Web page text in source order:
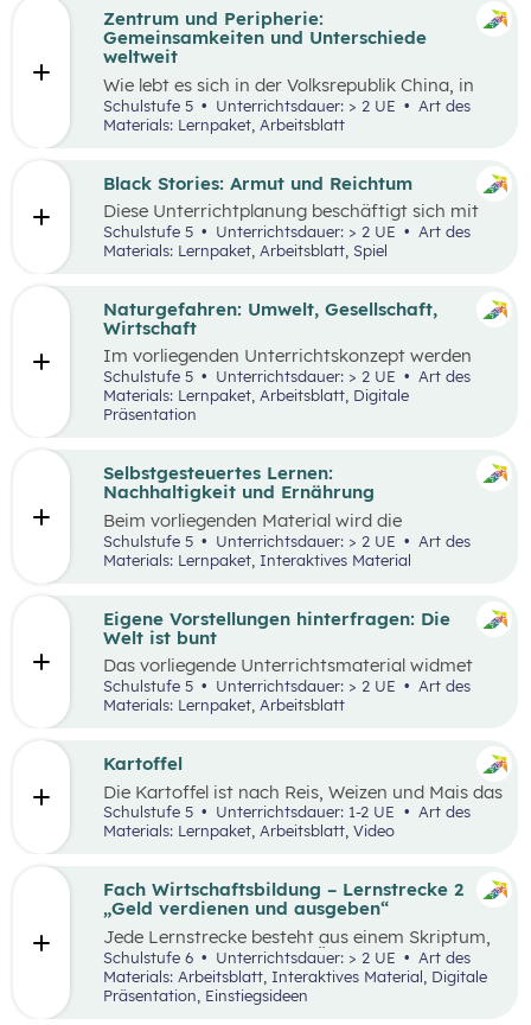
Eigene Vorstellungen hinterfragen: Die
Welt ist bunt
Das vorliegende Unterrichtsmaterial widmet
sich dem Thema Stereotype – insbesondere in
Bezug auf Afrika – und kann als Einstieg in das
visuellem Input soll den Schüler:innen
hinterfragen, zu dekonstruieren und zu
rekonstruieren.
Schulstufe 5 Unterrichtsdauer: > 2 UE
Materials: Lernpaket, Arbeitsblatt
Zentrum und Peripherie:
Gemeinsamkeiten und Unterschiede
weltweit
Wie lebt es sich in der Volksrepublik China, in
Grönland oder in den österreichischen Alpen?
Welche Gemeinsamkeiten und Unterschiede
gibt es? Menschen weltweit haben die gleichen
Wünsche. Sie arbeiten in der Regel, sind an
gleichzeitig mobil sein. Wie diese
Lebensbereiche konkret ausgestaltet sind und
welche Anforderungen sich ergeben, hängt
Schulstufe 5 Unterrichtsdauer: > 2 UE
Materials: Lernpaket, Arbeitsblatt
Kartoffel
Die Kartoffel ist nach Reis, Weizen und Mais das
viertwichtigste Grundnahrungsmittel der
Menschheit. Weltweit gibt es rund 5.000
anpassen. Die Unterrichtsmaterialien
behandeln einerseits gesellschaftliche sowie
naturräumliche Bedingungen der
landwirtschaftlichen Produktion. Wesentliche
Charakteristika der räumlichen Umwelt werden
am Fallbeispiel Kartoffel erhoben und
beschrieben.
Schulstufe 5 Unterrichtsdauer: 1-2 UE
Art des
Materials: Lernpaket, Arbeitsblatt, Video
Black Stories: Armut und Reichtum
Diese Unterrichtplanung beschäftigt sich mit
dem umfassenden Themenbereich Armut.
Methodisch stehen dieBlack Stories
Geschichten, die sich mit unterschiedlichen
beschäftigen – im Zentrum, wobei der Fokus
auf Armut und damit verbundenen
Auswirkungen liegt.
Schulstufe 5 Unterrichtsdauer: > 2 UE
Materials: Lernpaket, Arbeitsblatt, Spiel
Fach Wirtschaftsbildung – Lernstrecke 2
„Geld verdienen und ausgeben“
Jede Lernstrecke besteht aus einem Skriptum,
welches dazu dient einen Überblick über die
jeweilige Lernstrecke zu erhalten. Mit
dem eigenen Unterrichtsgegenstand
Wirtschaftsbildung erwerben Schüler:innen das
Schulstufe 6 Unterrichtsdauer: > 2 UE
Materials: Arbeitsblatt, Interaktives Material, Digitale
Präsentation, Einstiegsideen
Naturgefahren: Umwelt, Gesellschaft,
Wirtschaft
Im vorliegenden Unterrichtskonzept werden
natürliche Prozesse und ihre Auswirkungen auf
die Umwelt, Gesellschaft und Wirtschaft
behandelt.
Schulstufe 5 Unterrichtsdauer: > 2 UE
Art des
Materials: Lernpaket, Arbeitsblatt, Digitale
Präsentation
Selbstgesteuertes Lernen:
Nachhaltigkeit und Ernährung
Beim vorliegenden Material wird die
Lernumgebung viachabaDoozur Verfügung
gestellt und mit einem analogen Lernplan (M2)
Schulstufe 5 Unterrichtsdauer: > 2 UE
Materials: Lernpaket, Interaktives Material